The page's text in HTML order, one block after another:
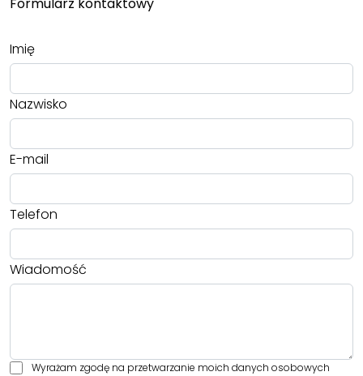
Imię
Nazwisko
E-mail
Telefon
Wiadomość
Wyrażam zgodę na przetwarzanie moich danych osobowych